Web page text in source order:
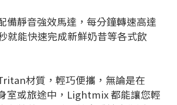
備靜音強效馬達，每分鐘轉速高達
就能快速完成新鮮奶昔等各式飲
材質，輕巧便攜，無論是在
室或旅途中，Lightmix 都能讓您輕